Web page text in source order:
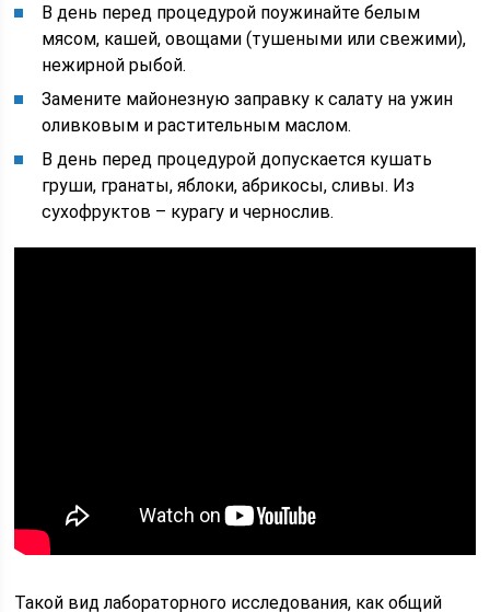
В день перед процедурой поужинайте белым
мясом, кашей, овощами (тушеными или свежими),
нежирной рыбой.
Замените майонезную заправку к салату на ужин
оливковым и растительным маслом.
В день перед процедурой допускается кушать
груши, гранаты, яблоки, абрикосы, сливы. Из
сухофруктов – курагу и чернослив.
Такой вид лабораторного исследования, как общий